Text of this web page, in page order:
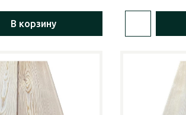
В корзину